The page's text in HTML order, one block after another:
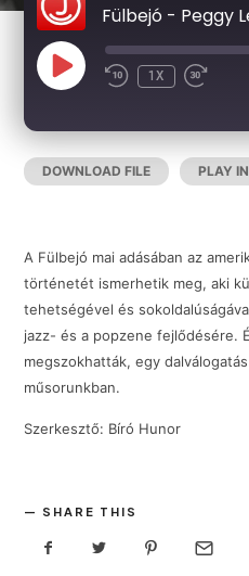
Fülbejó - Peggy
PLAY
EPISODE 1X
SHARE
EMBED
DOWNLOAD FILE | PLAY
A Fülbejó mai adásában az
történetét ismerhetik meg, aki
tehetségével és
jazz- és a popzene fejlődésére.
megszokhatták, egy
műsorunkban.
Szerkesztő: Bíró Hunor
SHARE THIS